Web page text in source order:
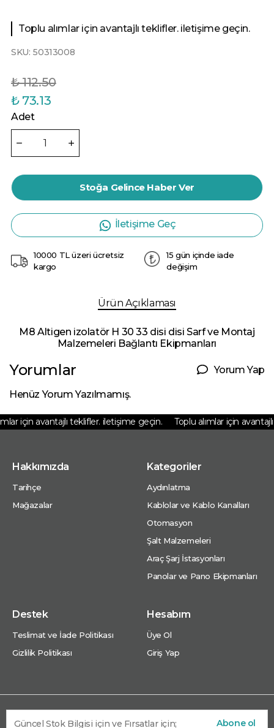
Toplu alımlar için avantajlı teklifler. iletişime geçin.
SKU: 50313008
₺ 112.50
₺ 73.13
Adet
Stoğa Gelince Haber Ver
İletişime Geç
10000 TL üzeri ücretsiz
kargo
15 gün içinde iade
değişim
Ürün Açıklaması
M8 Altigen izolatör H 30 33 disi disi Sarf ve Montaj
Malzemeleri Bağlantı Ekipmanları
Yorumlar Yorum Yap
Henüz Yorum Yazılmamış.
için avantajlı teklifler. iletişime geçin. Toplu alımlar için
Hakkımızda
Tarihçe
Mağazalar
Kategoriler
Aydınlatma
Kablolar ve Kablo Kanalları
Otomasyon
Şalt Malzemeleri
Araç Şarj İstasyonları
Panolar ve Pano Ekipmanları
Destek
Teslimat ve İade Politikası
Gizlilik Politikası
Hesabım
Üye Ol
Giriş Yap
Abone ol